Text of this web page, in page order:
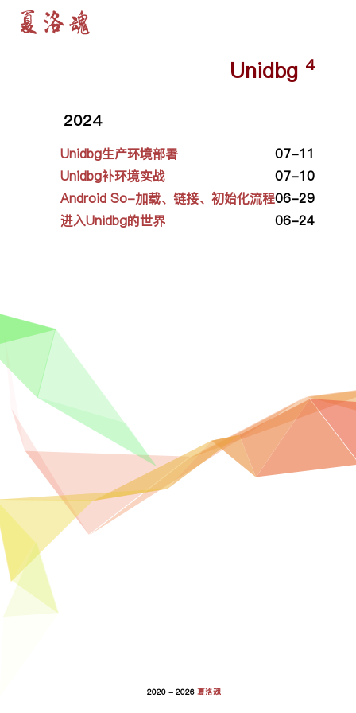
夏洛魂
Unidbg 4
2024
Unidbg生产环境部署
07-11
Unidbg补环境实战
07-10
Android So-加载、链接、初始化流程06-29
进入Unidbg的世界
06-24
2020 - 2026 夏洛魂